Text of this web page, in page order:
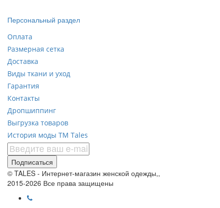
Персональный раздел
Оплата
Размерная сетка
Доставка
Виды ткани и уход
Гарантия
Контакты
Дропшиппинг
Выгрузка товаров
История моды ТМ Tales
Подписаться
© TALES - Интернет-магазин женской одежды,,
2015-2026 Все права защищены